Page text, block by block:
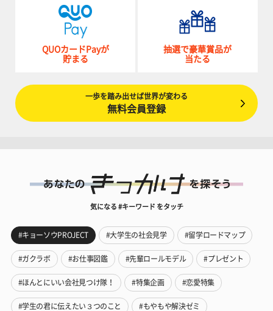
QUOカードPayが
貯まる
抽選で豪華賞品が
当たる
一歩を踏み出せば世界が変わる
無料会員登録
気になる #キーワード をタッチ
#キョーソウPROJECT #大学生の社会見学 #留学ロードマップ
#ガクラボ #お仕事図鑑 #先輩ロールモデル #プレゼント
#ほんとにいい会社見つけ隊！ #特集企画 #恋愛特集
#学生の君に伝えたい３つのこと #もやもや解決ゼミ